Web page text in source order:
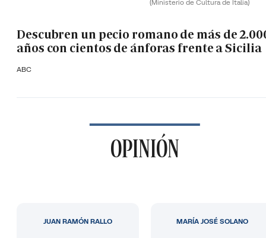
(Ministerio de Cultura de Italia)
Descubren un pecio romano de más de
años con cientos de ánforas frente a Sicilia
ABC
OPINIÓN
JUAN RAMÓN RALLO MARÍA JOSÉ SOLANO